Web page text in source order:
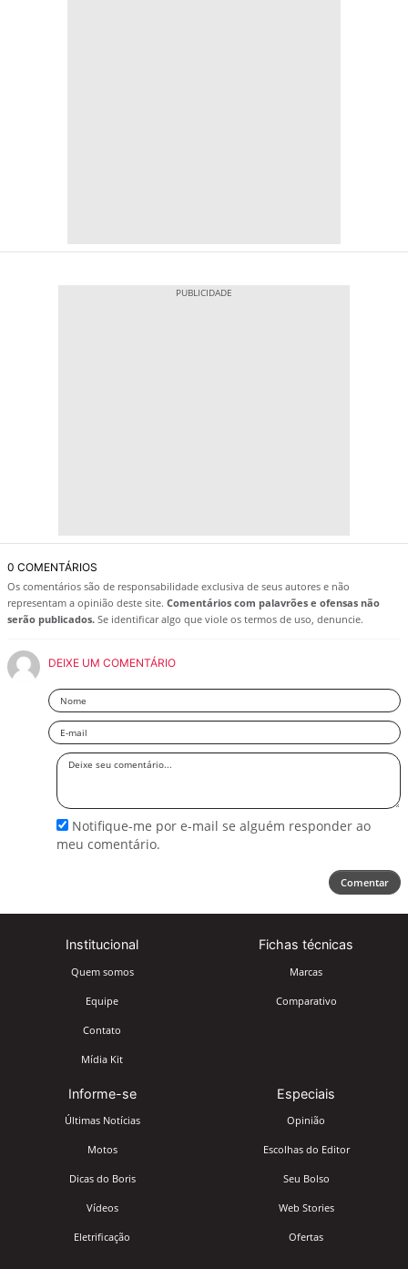
0 COMENTÁRIOS
Os comentários são de responsabilidade exclusiva de seus autores e não
representam a opinião deste site. Comentários com palavrões e ofensas não
serão publicados. Se identificar algo que viole os termos de uso, denuncie.
DEIXE UM COMENTÁRIO
Nome
Email
Deixe
Notifique-me por e-mail se alguém responder ao
meu comentário.
Comentar
Institucional
Quem somos
Equipe
Contato
Mídia Kit
Fichas técnicas
Marcas
Comparativo
Informe-se
Últimas Notícias
Motos
Dicas do Boris
Vídeos
Eletrificação
Especiais
Opinião
Escolhas do Editor
Seu Bolso
Web Stories
Ofertas